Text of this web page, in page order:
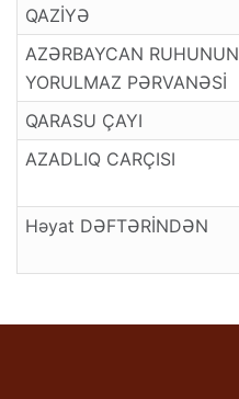
QAZİYƏ
AZƏRBAYCAN RUHUNUN
YORULMAZ PƏRVANƏSİ
QARASU ÇAYI
AZADLIQ CARÇISI
Həyat DƏFTƏRİNDƏN